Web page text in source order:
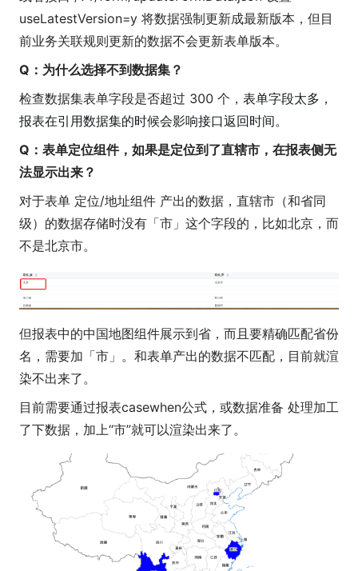
useLatestVersion=y 将数据强制更新成最新版本，但目
前业务关联规则更新的数据不会更新表单版本。
Q：为什么选择不到数据集？
检查数据集表单字段是否超过 300 个， 表单字段太多，
报表在引用数据集的时候会影响接口返回时间。
Q：表单定位组件，如果是定位到了直辖市，在报表侧无
法显示出来？
对于表单 定位/地址组件 产出的数据，直辖市（和省同
级）的数据存储时没有「市」这个字段的，比如北京，而
不是北京市。
但报表中的中国地图组件展示到省，而且要精确匹配省份
名，需要加「市」。和表单产出的数据不匹配，目前就渲
染不出来了。
目前需要通过报表casewhen公式，或数据准备 处理加工
了下数据，加上“市”就可以渲染出来了。